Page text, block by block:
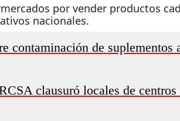
por vender productos
nacionales.
contaminación de
clausuró locales de